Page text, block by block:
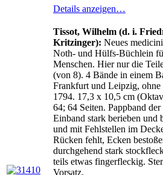
Details anzeigen…
Tissot, Wilhelm (d. i.
Kritzinger): Neues
Noth- und Hülfs-Büchlein
Menschen. Hier nur die
(von 8). 4 Bände in einem
Frankfurt und Leipzig, ohne
1794. 17,3 x 10,5 cm
64; 64 Seiten. Pappband der
Einband stark berieben und
und mit Fehlstellen im
Rücken fehlt, Ecken
durchgehend stark
teils etwas fingerfleckig.
Vorsatz.